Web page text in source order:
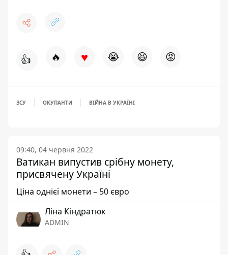
👍 🔥 ♥ 😭 😆 😡
ЗСУ ОКУПАНТИ ВІЙНА В УКРАЇНІ
09:40, 04 червня 2022
Ватикан випустив срібну монету,
присвячену Україні
Ціна однієї монети – 50 євро
Ліна Кіндратюк
ADMIN